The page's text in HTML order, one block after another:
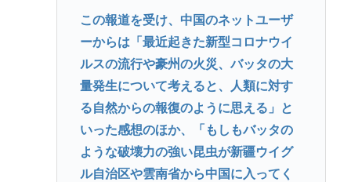
この報道を受け、中国のネットユーザ
ーからは「最近起きた新型コロナウイ
ルスの流行や豪州の火災、バッタの大
量発生について考えると、人類に対す
る自然からの報復のように思える」と
いった感想のほか、「もしもバッタの
ような破壊力の強い昆虫が新疆ウイグ
ル自治区や雲南省から中国に入ってく